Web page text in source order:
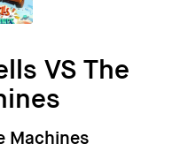
VS The
Machines